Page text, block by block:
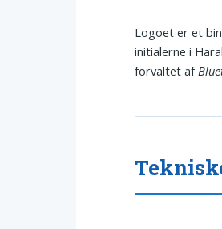
Logoet er et
initialerne i
forvaltet af